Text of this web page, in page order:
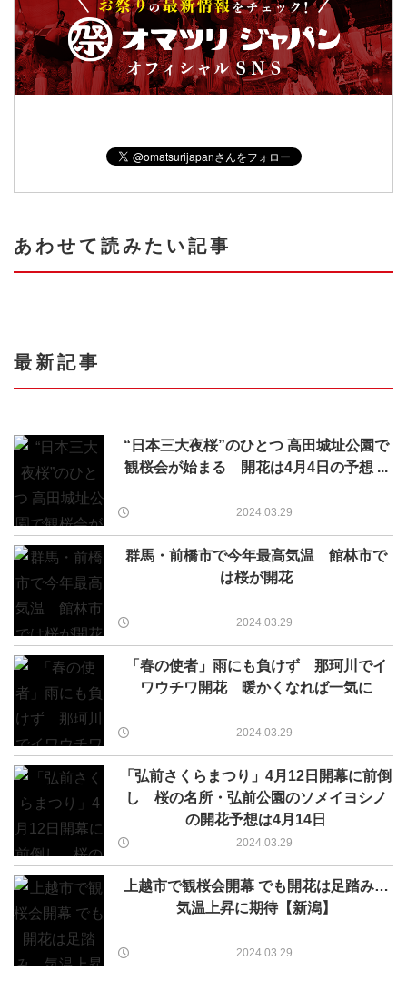
あわせて読みたい記事
最新記事
“日本三大夜桜”のひとつ 高田城址公園で
観桜会が始まる 開花は4月4日の予想 ...
2024.03.29
群馬・前橋市で今年最高気温 館林市で
は桜が開花
2024.03.29
「春の使者」雨にも負けず 那珂川でイ
ワウチワ開花 暖かくなれば一気に
2024.03.29
「弘前さくらまつり」4月12日開幕に前倒
し 桜の名所・弘前公園のソメイヨシノ
の開花予想は4月14日
2024.03.29
上越市で観桜会開幕 でも開花は足踏み…
気温上昇に期待【新潟】
2024.03.29